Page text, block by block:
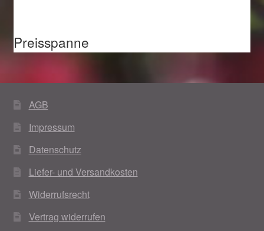
Preisspanne
AGB
Impressum
Datenschutz
Liefer- und Versandkosten
Widerrufsrecht
Vertrag widerrufen